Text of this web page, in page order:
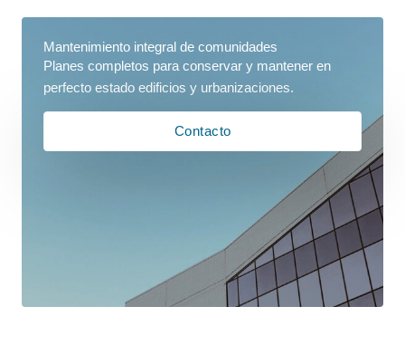
Mantenimiento integral de comunidades
Planes completos para conservar y mantener en
perfecto estado edificios y urbanizaciones.
Contacto